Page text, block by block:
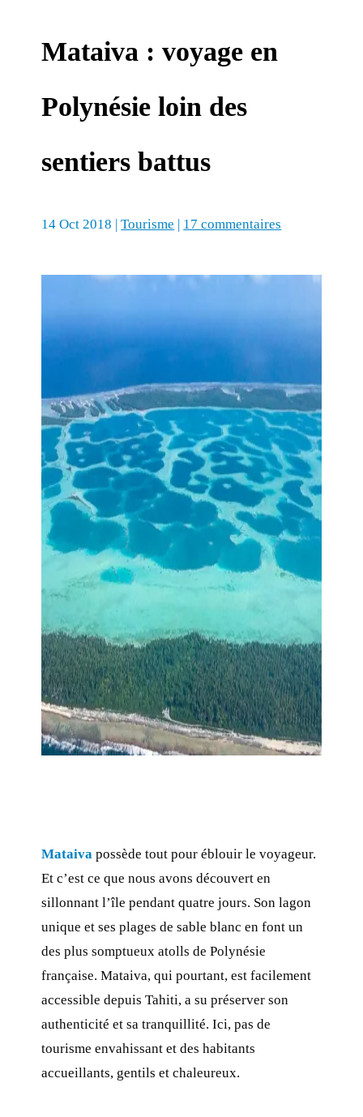
Mataiva : voyage en
Polynésie loin des
sentiers battus
14 Oct 2018 |Tourisme 17 commentaires
Mataiva possède tout pour éblouir le voyageur.
Et c’est ce que nous avons découvert en
sillonnant l’île pendant quatre jours. Son lagon
unique et ses plages de sable blanc en font un
des plus somptueux atolls de Polynésie
française. Mataiva, qui pourtant, est facilement
accessible depuis Tahiti, a su préserver son
authenticité et sa tranquillité. Ici, pas de
tourisme envahissant et des habitants
accueillants, gentils et chaleureux.